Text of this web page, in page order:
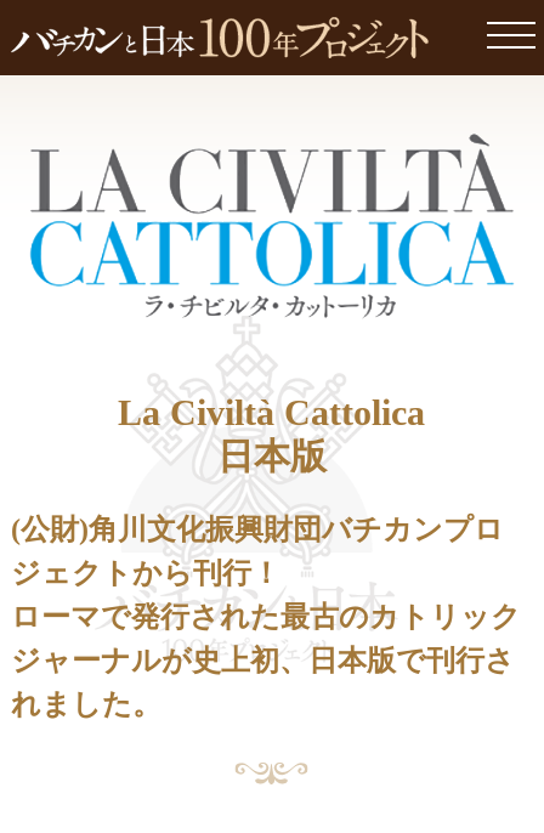
La Civiltà Cattolica
日本版
(公財)角川文化振興財団バチカンプロ
ジェクトから刊行！
ローマで発行された最古のカトリック
ジャーナルが史上初、日本版で刊行さ
れました。